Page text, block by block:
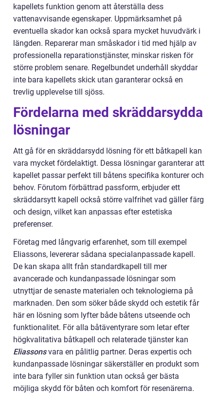
kapellets funktion genom att återställa dess
vattenavvisande egenskaper. Uppmärksamhet på
eventuella skador kan också spara mycket huvudvärk i
längden. Reparerar man småskador i tid med hjälp av
professionella reparationstjänster, minskar risken för
större problem senare. Regelbundet underhåll skyddar
inte bara kapellets skick utan garanterar också en
trevlig upplevelse till sjöss.
Fördelarna med skräddarsydda
lösningar
Att gå för en skräddarsydd lösning för ett båtkapell kan
vara mycket fördelaktigt. Dessa lösningar garanterar att
kapellet passar perfekt till båtens specifika konturer och
behov. Förutom förbättrad passform, erbjuder ett
skräddarsytt kapell också större valfrihet vad gäller färg
och design, vilket kan anpassas efter estetiska
preferenser.
Företag med långvarig erfarenhet, som till exempel
Eliassons, levererar sådana specialanpassade kapell.
De kan skapa allt från standardkapell till mer
avancerade och kundanpassade lösningar som
utnyttjar de senaste materialen och teknologierna på
marknaden. Den som söker både skydd och estetik får
här en lösning som lyfter både båtens utseende och
funktionalitet. För alla båtäventyrare som letar efter
högkvalitativa båtkapell och relaterade tjänster kan
Eliassons vara en pålitlig partner. Deras expertis och
kundanpassade lösningar säkerställer en produkt som
inte bara fyller sin funktion utan också ger bästa
möjliga skydd för båten och komfort för resenärerna.